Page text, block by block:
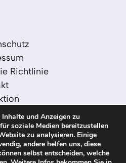
Richtlinie
Leitlinien
von KI in der
und Anzeigen zu
soziale Medien bereitzustellen
zu analysieren. Einige
andere helfen uns, diese
selbst entscheiden, welche